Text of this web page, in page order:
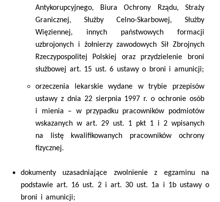
Antykorupcyjnego, Biura Ochrony Rządu, Straży
Granicznej, Służby Celno-Skarbowej, Służby
Więziennej, innych państwowych formacji
uzbrojonych i żołnierzy zawodowych Sił Zbrojnych
Rzeczypospolitej Polskiej oraz przydzielenie broni
służbowej art. 15 ust. 6 ustawy o broni i amunicji;
orzeczenia lekarskie wydane w trybie przepisów
ustawy z dnia 22 sierpnia 1997 r. o ochronie osób
i mienia – w przypadku pracowników podmiotów
wskazanych w art. 29 ust. 1 pkt 1 i 2 wpisanych
na listę kwalifikowanych pracowników ochrony
fizycznej.
dokumenty uzasadniające zwolnienie z egzaminu na
podstawie art. 16 ust. 2 i art. 30 ust. 1a i 1b ustawy o
broni i amunicji;